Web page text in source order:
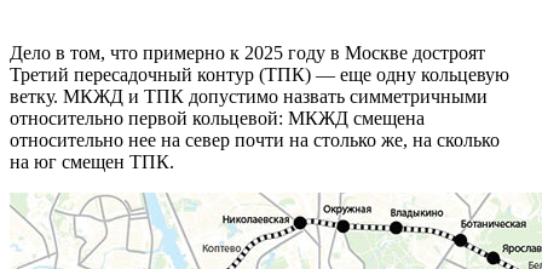
Дело в том, что примерно к 2025 году в Москве достроят
Третий пересадочный контур (ТПК) — еще одну кольцевую
ветку. МКЖД и ТПК допустимо назвать симметричными
относительно первой кольцевой: МКЖД смещена
относительно нее на север почти на столько же, на сколько
на юг смещен ТПК.